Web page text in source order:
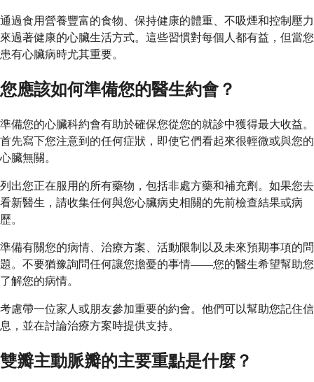
通過食用營養豐富的食物、保持健康的體重、不吸煙和控制壓力
來過著健康的心臟生活方式。這些習慣對每個人都有益，但當您
患有心臟病時尤其重要。
您應該如何準備您的醫生約會？
準備您的心臟科約會有助於確保您從您的就診中獲得最大收益。
首先寫下您注意到的任何症狀，即使它們看起來很輕微或與您的
心臟無關。
列出您正在服用的所有藥物，包括非處方藥和補充劑。如果您去
看新醫生，請收集任何與您心臟病史相關的先前檢查結果或病
歷。
準備有關您的病情、治療方案、活動限制以及未來預期事項的問
題。不要猶豫詢問任何讓您擔憂的事情——您的醫生希望幫助您
了解您的病情。
考慮帶一位家人或朋友參加重要的約會。他們可以幫助您記住信
息，並在討論治療方案時提供支持。
雙瓣主動脈瓣的主要重點是什麼？